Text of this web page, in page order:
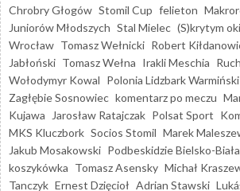
Chrobry Głogów Stomil Cup felieton
Juniorów Młodszych Stal Mielec (S)krytym
Wrocław Tomasz Wełnicki Robert
Jabłoński Tomasz Wełna Irakli Meschia
Wołodymyr Kowal Polonia Lidzbark Warmiński
Zagłębie Sosnowiec komentarz po meczu
Kujawa
Jarosław Ratajczak Polsat Sport
MKS Kluczbork Socios Stomil Marek
Jakub Mosakowski Podbeskidzie Bielsko-Biała
koszykówka Tomasz Asensky Michał
Tanczyk Ernest Dzięcioł Adrian Stawski